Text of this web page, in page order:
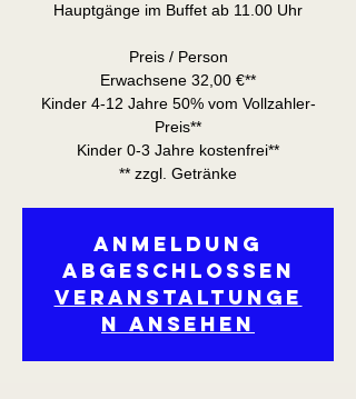
Hauptgänge im Buffet ab 11.00 Uhr
Preis / Person
Erwachsene 32,00 €**
Kinder 4-12 Jahre 50% vom Vollzahler-
Preis**
Kinder 0-3 Jahre kostenfrei**
** zzgl. Getränke
Anmeldung
abgeschlossen
Veranstaltunge
n ansehen